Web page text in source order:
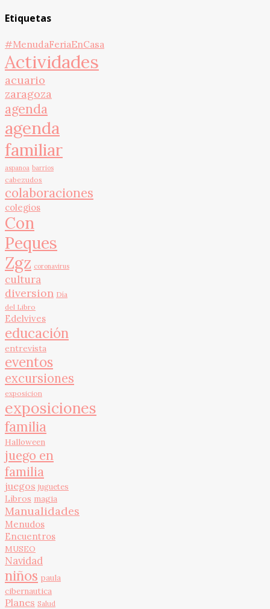
Etiquetas
#MenudaFeriaEnCasa
Actividades
acuario
zaragoza
agenda
agenda
familiar
aspanoa barrios
cabezudos
colaboraciones
colegios
Con
Peques
Zgz coronavirus
cultura
diversion Día
del Libro
Edelvives
educación
entrevista
eventos
excursiones
exposicion
exposiciones
familia
Halloween
juego en
familia
juegos juguetes
Libros magia
Manualidades
Menudos
Encuentros
MUSEO
Navidad
niños paula
cibernautica
Planes Salud